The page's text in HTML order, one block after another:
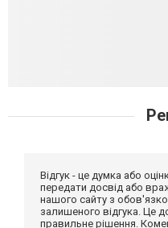
Відгук - це думка або
передати досвід або
нашого сайту з
залишеного відгука. Це
правильне рішення.